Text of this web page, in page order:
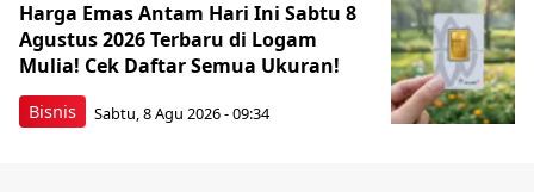
Bisnis
Harga Emas Antam Hari Ini Sabtu 8
Agustus 2026 Terbaru di Logam
Mulia! Cek Daftar Semua Ukuran!
Sabtu, 8 Agu 2026 - 09:34